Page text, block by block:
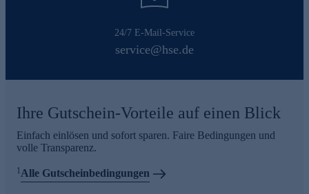
24/7 E-Mail-Service
service@hse.de
Ihre Gutschein-Vorteile auf einen Blick
Einfach einlösen und sofort sparen. Faire Bedingungen und
volle Transparenz.
1Alle Gutscheinbedingungen